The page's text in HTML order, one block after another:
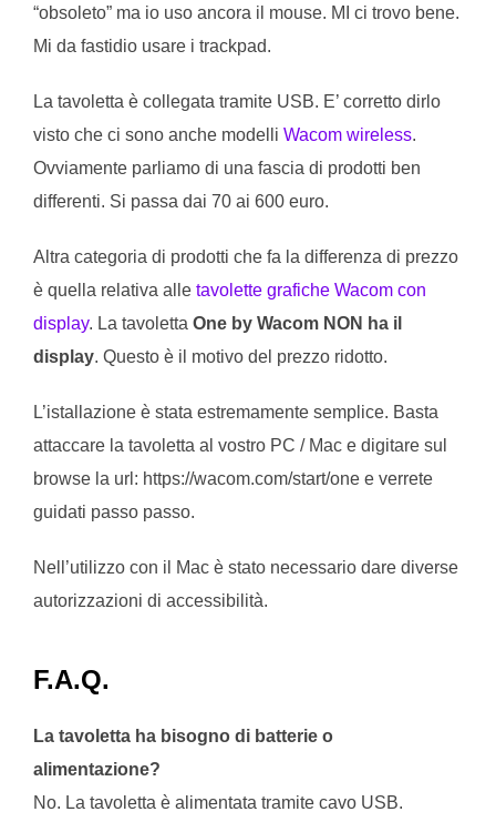
“obsoleto” ma io uso ancora il mouse. MI ci trovo bene.
Mi da fastidio usare i trackpad.
La tavoletta è collegata tramite USB. E’ corretto dirlo
visto che ci sono anche modelli Wacom wireless.
Ovviamente parliamo di una fascia di prodotti ben
differenti. Si passa dai 70 ai 600 euro.
Altra categoria di prodotti che fa la differenza di prezzo
è quella relativa alle tavolette grafiche Wacom con
display. La tavoletta One by Wacom NON ha il
display. Questo è il motivo del prezzo ridotto.
L’istallazione è stata estremamente semplice. Basta
attaccare la tavoletta al vostro PC / Mac e digitare sul
browse la url: https://wacom.com/start/one e verrete
guidati passo passo.
Nell’utilizzo con il Mac è stato necessario dare diverse
autorizzazioni di accessibilità.
F.A.Q.
La tavoletta ha bisogno di batterie o
alimentazione?
No. La tavoletta è alimentata tramite cavo USB.